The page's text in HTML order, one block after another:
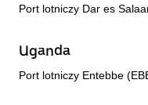
Port lotniczy Dar es
Uganda
Port lotniczy Entebbe